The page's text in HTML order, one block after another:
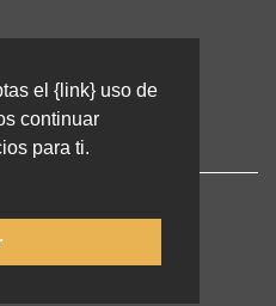
el {link} uso de
continuar
para ti.
|Impressum